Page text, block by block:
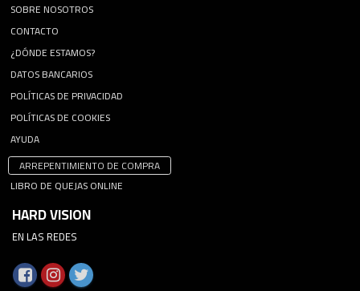
SOBRE NOSOTROS
CONTACTO
¿DÓNDE ESTAMOS?
DATOS BANCARIOS
POLÍTICAS DE PRIVACIDAD
POLÍTICAS DE COOKIES
AYUDA
ARREPENTIMIENTO DE COMPRA
LIBRO DE QUEJAS ONLINE
HARD VISION
EN LAS REDES